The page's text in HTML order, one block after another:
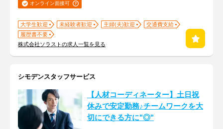
オンライン面接可
大学生歓迎 未経験者歓迎 主婦(夫)歓迎
交通費支給
履歴書不要
株式会社ソラストの求人一覧を見る
シモデンスタッフサービス
【人材コーディネーター】土日祝
休みで安定勤務♪チームワークを大
切にできる方に"◎"